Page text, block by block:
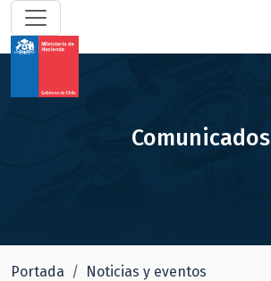
Comunicados
Portada Noticias y eventos